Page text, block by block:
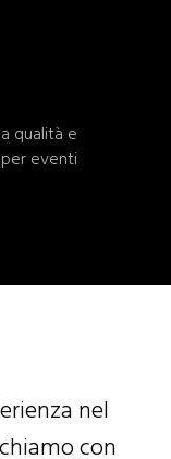
qualità e
eventi
nel
con